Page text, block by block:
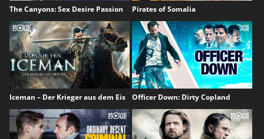
The Canyons: Sex Desire Passion Pirates of Somalia
Iceman – Der Krieger aus dem Eis Officer Down: Dirty Copland